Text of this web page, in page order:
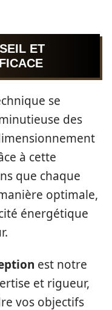
ET
se
des
à cette
que chaque
optimale,
énergétique
est notre
et rigueur,
vos objectifs